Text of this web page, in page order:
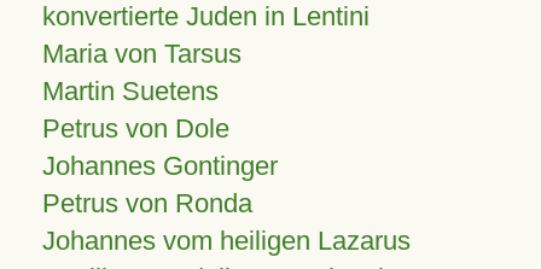
konvertierte Juden in Lentini
Maria von Tarsus
Martin Suetens
Petrus von Dole
Johannes Gontinger
Petrus von Ronda
Johannes vom heiligen Lazarus